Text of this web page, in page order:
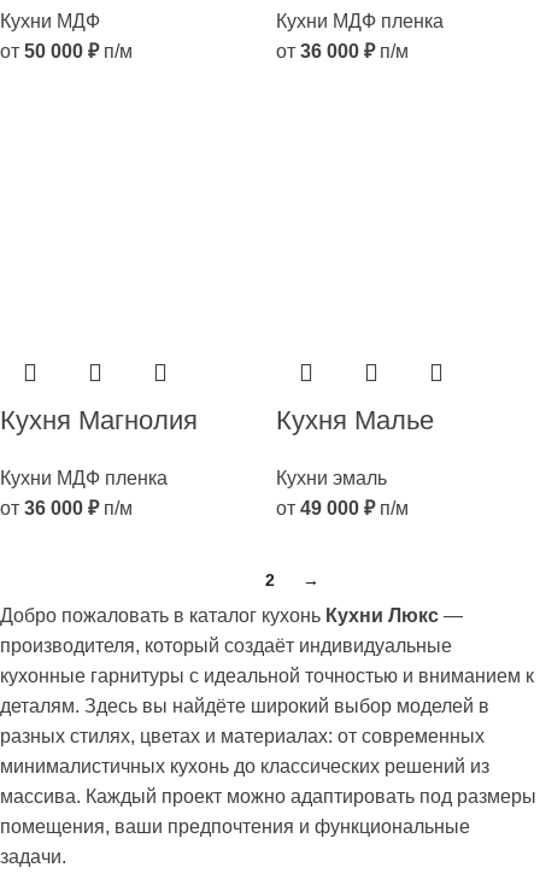
Кухни МДФ
от 50 000 ₽п/м
Кухни МДФ пленка
от 36 000 ₽п/м
Кухня Магнолия
Кухни МДФ пленка
от 36 000 ₽п/м
Кухня Малье
Кухни эмаль
от 49 000 ₽п/м
2 →
Добро пожаловать в каталог кухонь Кухни Люкс —
производителя, который создаёт индивидуальные
кухонные гарнитуры с идеальной точностью и вниманием к
деталям. Здесь вы найдёте широкий выбор моделей в
разных стилях, цветах и материалах: от современных
минималистичных кухонь до классических решений из
массива. Каждый проект можно адаптировать под размеры
помещения, ваши предпочтения и функциональные
задачи.